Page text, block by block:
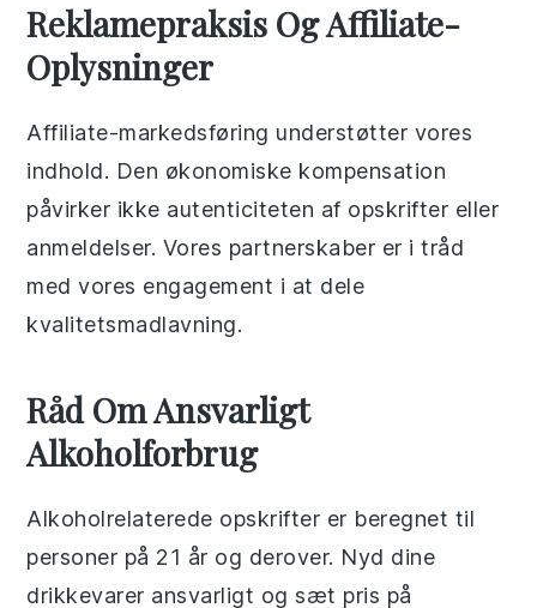
Reklamepraksis Og Affiliate-
Oplysninger
Affiliate-markedsføring understøtter vores
indhold. Den økonomiske kompensation
påvirker ikke autenticiteten af opskrifter eller
anmeldelser. Vores partnerskaber er i tråd
med vores engagement i at dele
kvalitetsmadlavning.
Råd Om Ansvarligt
Alkoholforbrug
Alkoholrelaterede opskrifter er beregnet til
personer på 21 år og derover. Nyd dine
drikkevarer ansvarligt og sæt pris på